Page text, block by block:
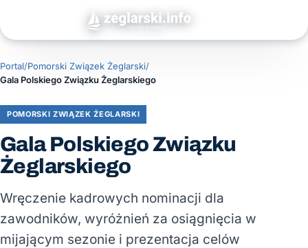
Portal/Pomorski Związek Żeglarski/
Gala Polskiego Związku Żeglarskiego
POMORSKI ZWIĄZEK ŻEGLARSKI
Gala Polskiego Związku
Żeglarskiego
Wręczenie kadrowych nominacji dla
zawodników, wyróżnień za osiągnięcia w
mijającym sezonie i prezentacja celów